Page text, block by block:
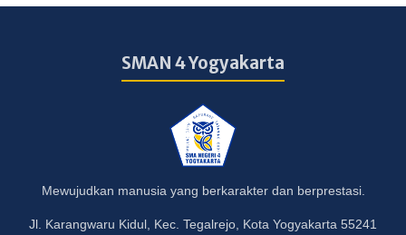
SMAN 4 Yogyakarta
Mewujudkan manusia yang berkarakter dan berprestasi.
Jl. Karangwaru Kidul, Kec. Tegalrejo, Kota Yogyakarta 55241